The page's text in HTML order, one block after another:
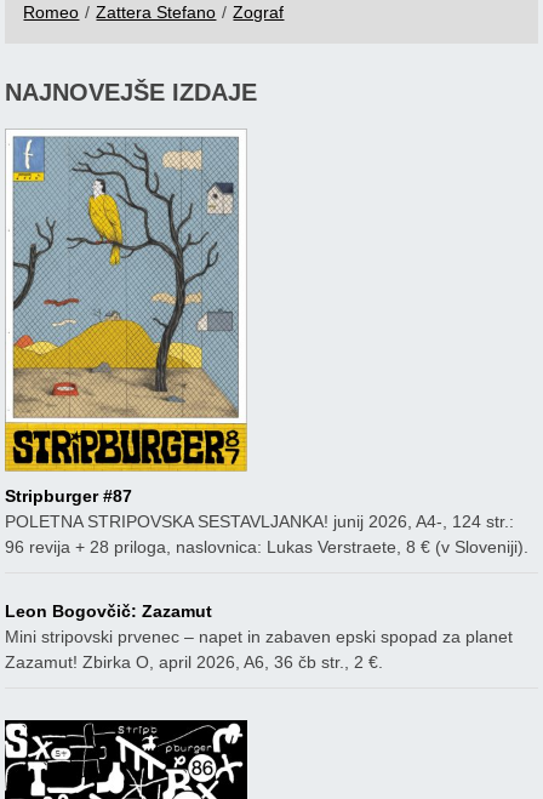
Romeo / Zattera Stefano / Zograf
NAJNOVEJŠE IZDAJE
Stripburger #87
POLETNA STRIPOVSKA SESTAVLJANKA! junij 2026, A4-, 124 str.:
96 revija + 28 priloga, naslovnica: Lukas Verstraete, 8 € (v Sloveniji).
Leon Bogovčič: Zazamut
Mini stripovski prvenec – napet in zabaven epski spopad za planet
Zazamut! Zbirka O, april 2026, A6, 36 čb str., 2 €.